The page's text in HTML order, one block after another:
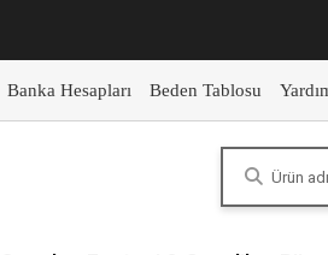
Banka Hesapları Beden Tablosu